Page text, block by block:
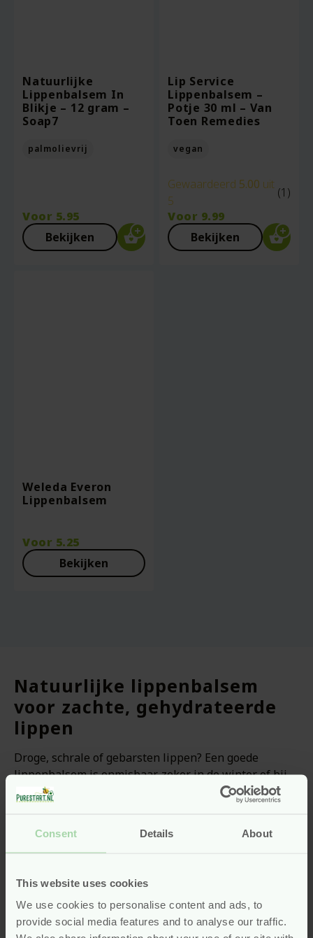
Consent Details About
This website uses cookies
We use cookies to personalise content and ads, to
provide social media features and to analyse our traffic.
Natuurlijke
Lippenbalsem In
Blikje – 12 gram –
Soap7
palmolievrij
Voor 5.95
Bekijken
Lip Service
Lippenbalsem –
Potje 30 ml – Van
Toen Remedies
vegan
Gewaardeerd 5.00 uit
5
(1)
Voor 9.99
Bekijken
Weleda Everon
Lippenbalsem
Voor 5.25
Bekijken
Natuurlijke lippenbalsem
voor zachte, gehydrateerde
lippen
Droge, schrale of gebarsten lippen? Een goede
lippenbalsem is onmisbaar, zeker in de winter of bij
veel zon en wind. Bij Pure Start vind je lippenbalsems
die je lippen op een natuurlijke en effectieve manier
ingrediënten zoals sheaboter, plantaardige oliën en
bijenwas – zonder minerale oliën, microplastics of
Kies bijvoorbeeld voor de fruitige varianten van The
Lekker Company: Orange Vanilla
Raspberry
Lemonade combineren heerlijke geuren met een